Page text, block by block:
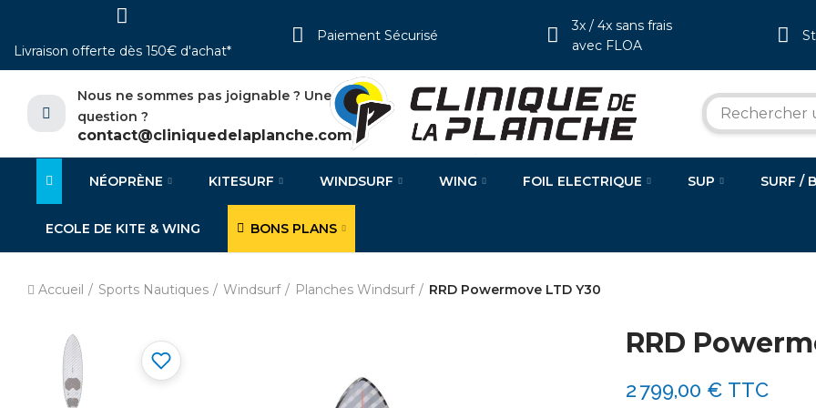
Livraison offerte dès 150€ d'achat*
Paiement Sécurisé
3x / 4x sans frais
avec FLOA
Nous ne sommes pas joignable ? Une
question ?
contact@cliniquedelaplanche.com
NÉOPRÈNE KITESURF WINDSURF WING FOIL ELECTRIQUE SUP SURF /
ECOLE DE KITE & WING BONS PLANS
Accueil Sports Nautiques Windsurf Planches Windsurf RRD Powermove LTD Y30
RRD
2 799,00 € TTC